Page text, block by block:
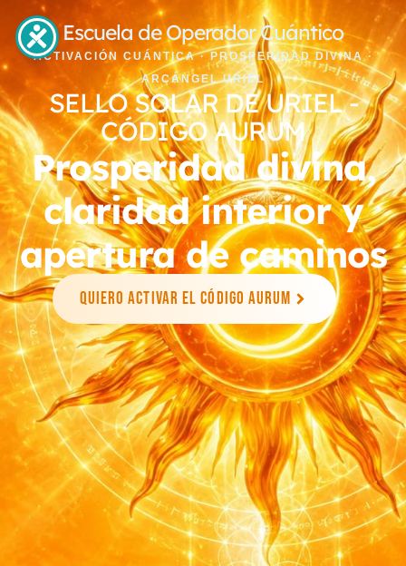
Escuela de Operador Cuántico
ACTIVACIÓN CUÁNTICA · PROSPERIDAD DIVINA ·
ARCÁNGEL URIEL
SELLO SOLAR DE URIEL -
CÓDIGO AURUM
Prosperidad divina,
claridad interior y
apertura de caminos
Quiero activar el Código Aurum